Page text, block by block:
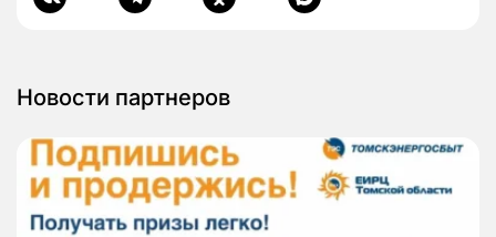
Новости партнеров